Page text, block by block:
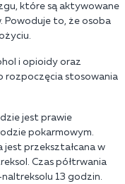
które są aktywowane
Powoduje to, że osoba
i opioidy oraz
rozpoczęcia stosowania
jest prawie
pokarmowym.
jest przekształcana w
Czas półtrwania
13 godzin.